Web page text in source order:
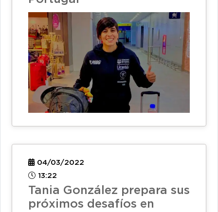
04/03/2022
13:22
Tania González prepara sus
próximos desafíos en